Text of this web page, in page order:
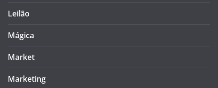
Leilão
Mágica
Market
Marketing